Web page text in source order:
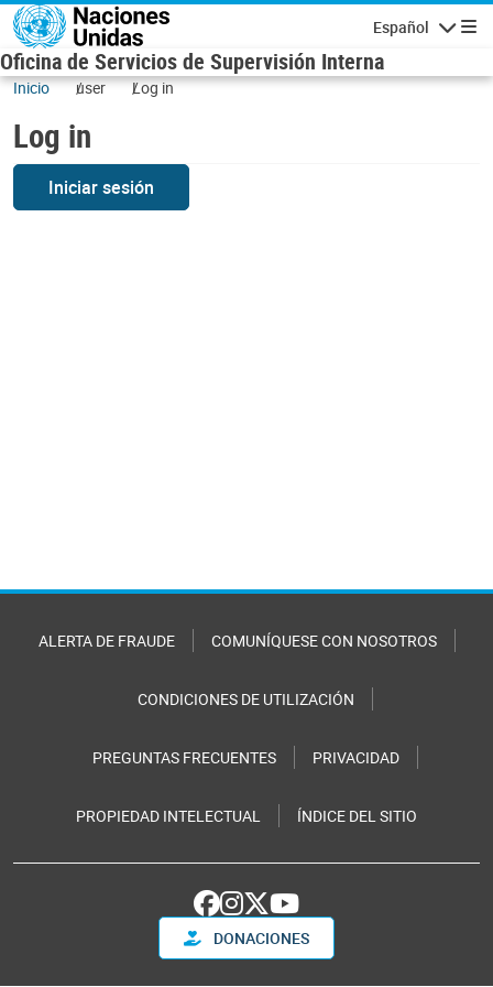
Skip to main content
Español
Oficina de Servicios de Supervisión Interna
Inicio user Log in
Log in
Iniciar sesión
ALERTA DE FRAUDE COMUNÍQUESE CON NOSOTROS
CONDICIONES DE UTILIZACIÓN
PREGUNTAS FRECUENTES PRIVACIDAD
PROPIEDAD INTELECTUAL ÍNDICE DEL SITIO
DONACIONES